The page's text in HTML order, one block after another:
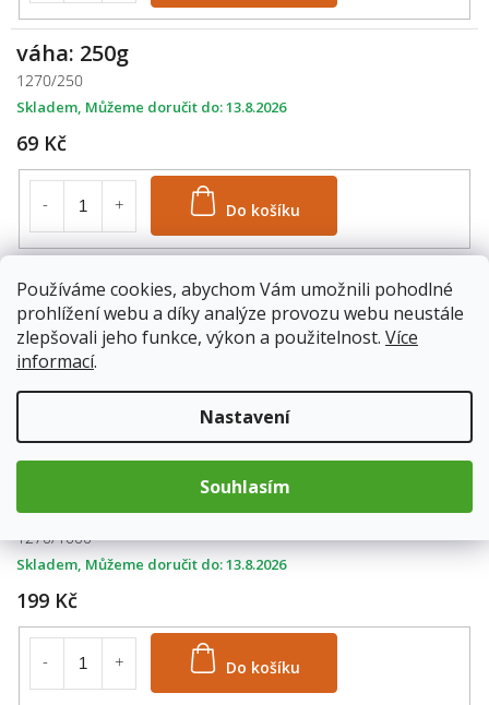
Používáme cookies, abychom Vám umožnili pohodlné
prohlížení webu a díky analýze provozu webu neustále
zlepšovali jeho funkce, výkon a použitelnost. Více
informací.
Nastavení
Souhlasím
váha: 250g
1270/250
69 Kč
Do košíku
Skladem 13.8.2026
váha: 500g
1270/500
119 Kč
Do košíku
Skladem 13.8.2026
váha: 1000g
1270/1000
199 Kč
Do košíku
Skladem 13.8.2026